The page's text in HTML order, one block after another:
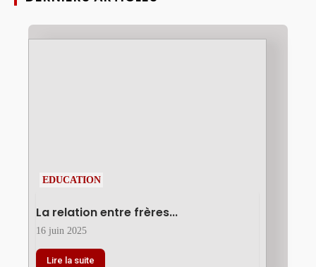
EDUCATION
La relation entre frères...
16 juin 2025
Lire la suite